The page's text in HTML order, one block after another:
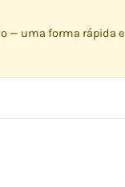
— uma forma rápida e